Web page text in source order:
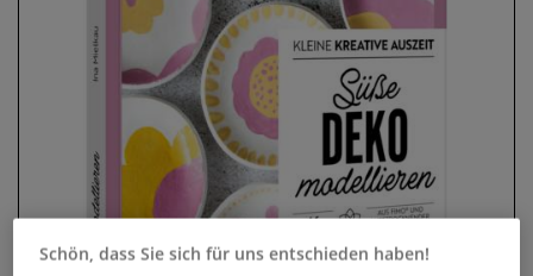
Schön, dass Sie sich für uns entschieden haben!